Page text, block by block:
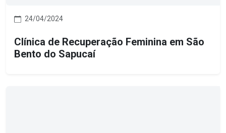
24/04/2024
Clínica de Recuperação Feminina em São
Bento do Sapucaí